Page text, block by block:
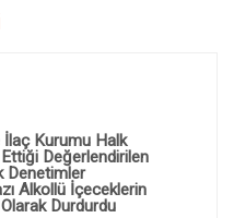
İlaç Kurumu Halk
Ettiği Değerlendirilen
Denetimler
Alkollü İçeceklerin
Durdurdu